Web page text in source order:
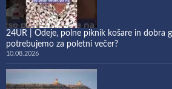
24UR | Odeje, polne piknik košare in dobra
potrebujemo za poletni večer?
10.08.2026